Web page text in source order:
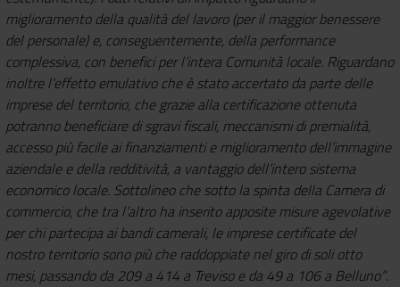
miglioramento della qualità del lavoro (per il maggior benessere
del personale) e, conseguentemente, della performance
complessiva, con benefici per l’intera Comunità locale. Riguardano
inoltre l‘effetto emulativo che è stato accertato da parte delle
imprese del territorio, che grazie alla certificazione ottenuta
potranno beneficiare di sgravi fiscali, meccanismi di premialità,
accesso più facile ai finanziamenti e miglioramento dell’immagine
aziendale e della redditività, a vantaggio dell’intero sistema
economico locale. Sottolineo che sotto la spinta della Camera di
commercio, che tra l’altro ha inserito apposite misure agevolative
per chi partecipa ai bandi camerali, le imprese certificate del
nostro territorio sono più che raddoppiate nel giro di soli otto
mesi, passando da 209 a 414 a Treviso e da 49 a 106 a Belluno”.